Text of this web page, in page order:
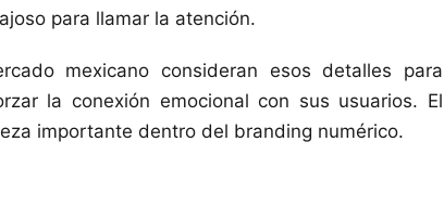
para llamar la atención.
mexicano consideran esos detalles para
la conexión emocional con sus usuarios. El
importante dentro del branding numérico.